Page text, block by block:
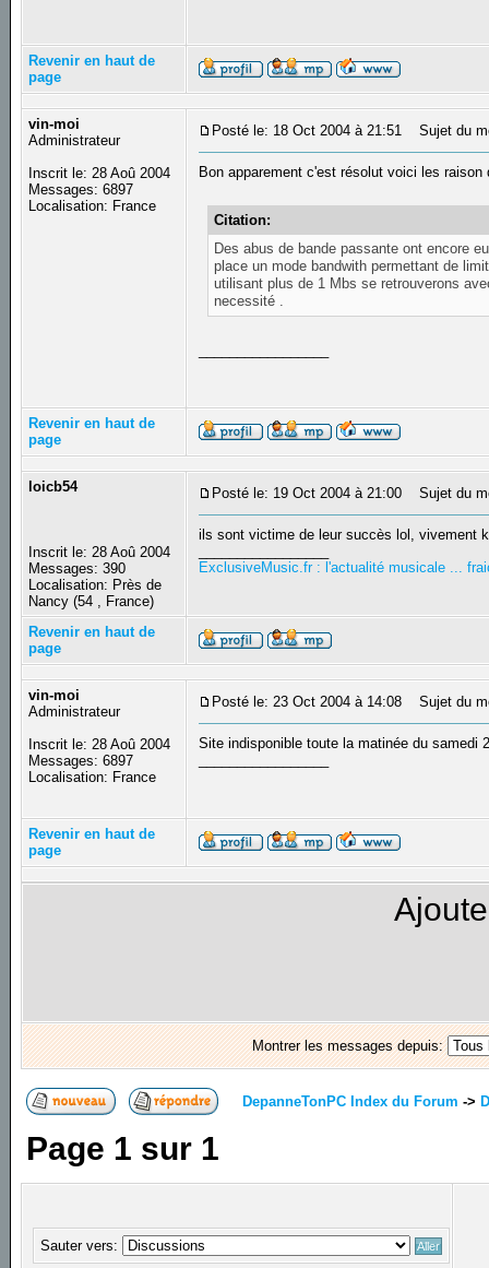
Revenir en haut de
page
vin-moi
Administrateur
Inscrit le: 28 Aoû 2004
Messages: 6897
Localisation: France
Posté le: 18 Oct 2004 à 21:51 Sujet du
Bon apparement c'est résolut voici les
Citation:
Des abus de bande passante ont encore
place un mode bandwith permettant de
utilisant plus de 1 Mbs se retrouverons
necessité .
Revenir en haut de
page
loicb54
Inscrit le: 28 Aoû 2004
Messages: 390
Localisation: Près de
Nancy (54 , France)
Posté le: 19 Oct 2004 à 21:00 Sujet du
ils sont victime de leur succès lol, vivement
ExclusiveMusic.fr : l'actualité musicale ...
Revenir en haut de
page
vin-moi
Administrateur
Inscrit le: 28 Aoû 2004
Messages: 6897
Localisation: France
Posté le: 23 Oct 2004 à 14:08 Sujet du
Site indisponible toute la matinée du samedi
Revenir en haut de
page
Montrer les messages depuis:
DepanneTonPC Index du Forum ->
Page 1 sur 1
Sauter vers: